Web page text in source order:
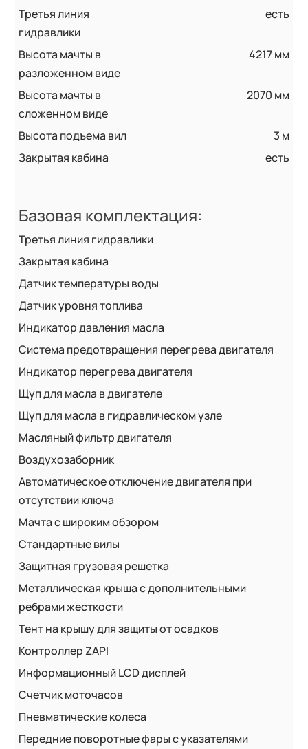
Третья линия
гидравлики
есть
Высота мачты в
разложенном виде
4217 мм
Высота мачты в
сложенном виде
2070 мм
Высота подъема вил
3 м
Закрытая кабина
есть
Базовая комплектация:
Третья линия гидравлики
Закрытая кабина
Датчик температуры воды
Датчик уровня топлива
Индикатор давления масла
Система предотвращения перегрева двигателя
Индикатор перегрева двигателя
Щуп для масла в двигателе
Щуп для масла в гидравлическом узле
Масляный фильтр двигателя
Воздухозаборник
Автоматическое отключение двигателя при
отсутствии ключа
Мачта с широким обзором
Стандартные вилы
Защитная грузовая решетка
Металлическая крыша с дополнительными
ребрами жесткости
Тент на крышу для защиты от осадков
Контроллер ZAPI
Информационный LCD дисплей
Счетчик моточасов
Пневматические колеса
Передние поворотные фары с указателями